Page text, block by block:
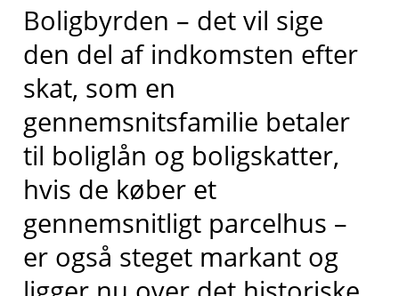
Boligbyrden – det vil sige
den del af indkomsten efter
skat, som en
gennemsnitsfamilie betaler
til boliglån og boligskatter,
hvis de køber et
gennemsnitligt parcelhus –
er også steget markant og